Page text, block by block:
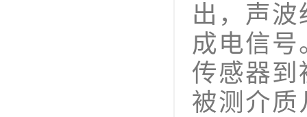
出，声
成电信
传感器到
被测介质